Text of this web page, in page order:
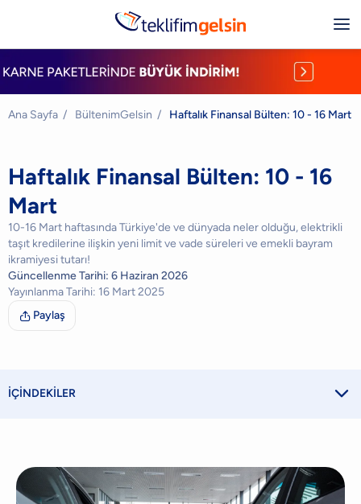
Ana Sayfa / BültenimGelsin / Haftalık Finansal Bülten: 10 - 16 Mart
Haftalık Finansal Bülten: 10 - 16
Mart
10-16 Mart haftasında Türkiye'de ve dünyada neler olduğu, elektrikli
taşıt kredilerine ilişkin yeni limit ve vade süreleri ve emekli bayram
ikramiyesi tutarı!
Güncellenme Tarihi: 6 Haziran 2026
Yayınlanma Tarihi: 16 Mart 2025
 Paylaş
İÇİNDEKİLER 